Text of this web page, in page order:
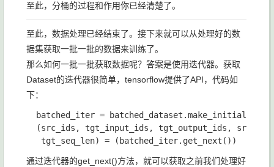
至此，分桶的过程和作用你已经清楚了。
至此，数据处理已经结束了。接下来就可以从处理好的数
据集获取一批一批的数据来训练了。
那么如何一批一批获取数据呢？答案是使用迭代器。获取
Dataset的迭代器很简单，tensorflow提供了API，代码如
下：
batched_iter = batched_dataset .
(src_ids , tgt_input_ids , tgt_output_ids ,
tgt_seq_len) = ( batched_iter. get_next
通过迭代器的get_next()方法，就可以获取之前我们处理好